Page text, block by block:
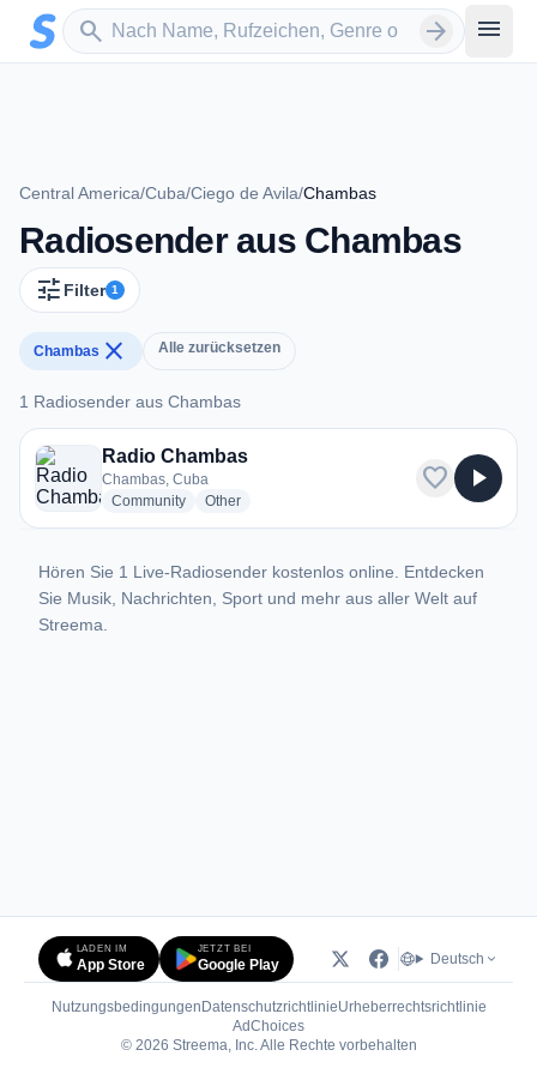
Zum Hauptinhalt springen
search
Sender suchen arrow_forward menu
Central America/Cuba/Ciego de Avila/Chambas
Radiosender aus Chambas
tune Filter 1
Chambas close Alle zurücksetzen
1 Radiosender aus Chambas
1 Radiosender aus Chambas
Radio Chambas
Chambas, Cuba
Communityradio stations
Otherradio stations
favorite play_arrow
Hören Sie 1 Live-Radiosender kostenlos online. Entdecken
Sie Musik, Nachrichten, Sport und mehr aus aller Welt auf
Streema.
LADEN IM
App Store
JETZT BEI
Google Play Deutsch
Nutzungsbedingungen DatenschutzrichtlinieUrheberrechtsrichtlinie
AdChoices(öffnet in neuem Tab)
© 2026 Streema, Inc. Alle Rechte vorbehalten